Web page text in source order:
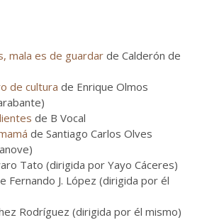
mala es de guardarde Calderón de
de cultura de Enrique Olmos
de B Vocal
de Santiago Carlos Olves
Tato (dirigida por Yayo Cáceres)
Fernando J. López (dirigida por él
Rodríguez (dirigida por él mismo)